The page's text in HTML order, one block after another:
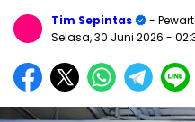
Tim Sepintas
-
Selasa, 30 Juni 2026 -